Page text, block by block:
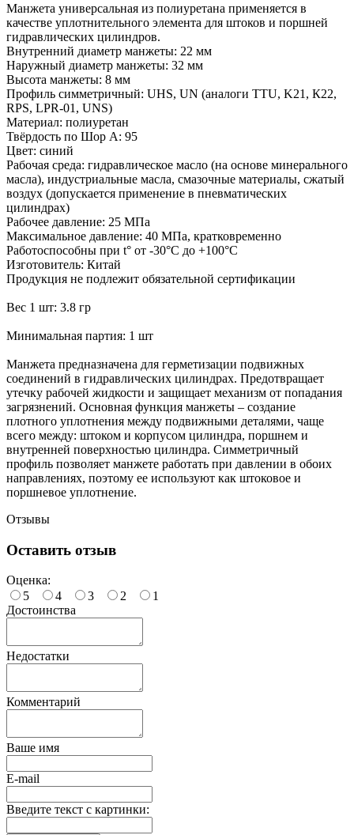
Манжета универсальная из полиуретана применяется в
качестве уплотнительного элемента для штоков и поршней
гидравлических цилиндров.
Внутренний диаметр манжеты: 22 мм
Наружный диаметр манжеты: 32 мм
Высота манжеты: 8 мм
Профиль симметричный: UHS, UN (аналоги TTU, K21, К22,
RPS, LPR-01, UNS)
Материал: полиуретан
Твёрдость по Шор А: 95
Цвет: синий
Рабочая среда: гидравлическое масло (на основе минерального
масла), индустриальные масла, смазочные материалы, сжатый
воздух (допускается применение в пневматических
цилиндрах)
Рабочее давление: 25 МПа
Максимальное давление: 40 МПа, кратковременно
Работоспособны при t° от -30°С до +100°С
Изготовитель: Китай
Продукция не подлежит обязательной сертификации
Вес 1 шт: 3.8 гр
Минимальная партия: 1 шт
Манжета предназначена для герметизации подвижных
соединений в гидравлических цилиндрах. Предотвращает
утечку рабочей жидкости и защищает механизм от попадания
загрязнений. Основная функция манжеты – создание
плотного уплотнения между подвижными деталями, чаще
всего между: штоком и корпусом цилиндра, поршнем и
внутренней поверхностью цилиндра. Симметричный
профиль позволяет манжете работать при давлении в обоих
направлениях, поэтому ее используют как штоковое и
поршневое уплотнение.
Отзывы
Оставить отзыв
Оценка:
5
4 3 2
1
Достоинства
Недостатки
Комментарий
Ваше имя
E-mail
Введите текст с картинки: